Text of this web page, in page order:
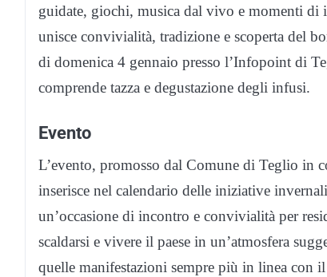
guidate, giochi, musica dal vivo e momenti di
unisce convivialità, tradizione e scoperta del
di domenica 4 gennaio presso l’Infopoint di
comprende tazza e degustazione degli infusi.
Evento
L’evento, promosso dal Comune di Teglio in
inserisce nel calendario delle iniziative
un’occasione di incontro e convivialità per
scaldarsi e vivere il paese in un’atmosfera
quelle manifestazioni sempre più in linea con